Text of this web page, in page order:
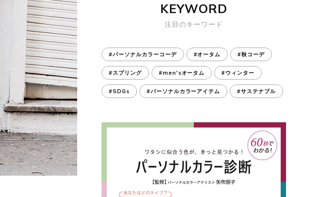
KEYWORD
注目のキーワード
#パーソナルカラーコーデ #オータム #秋コーデ
#スプリング #men'sオータム #ウィンター
#SDGs #パーソナルカラーアイテム #サステナブル